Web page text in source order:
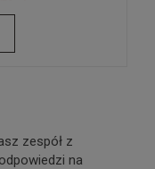
zespół z
na